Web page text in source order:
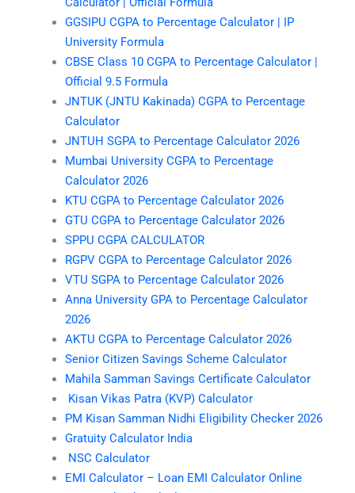
GGSIPU CGPA to Percentage Calculator | IP
University Formula
CBSE Class 10 CGPA to Percentage Calculator |
Official 9.5 Formula
JNTUK (JNTU Kakinada) CGPA to Percentage
Calculator
JNTUH SGPA to Percentage Calculator 2026
Mumbai University CGPA to Percentage
Calculator 2026
KTU CGPA to Percentage Calculator 2026
GTU CGPA to Percentage Calculator 2026
SPPU CGPA CALCULATOR
RGPV CGPA to Percentage Calculator 2026
VTU SGPA to Percentage Calculator 2026
Anna University GPA to Percentage Calculator
2026
AKTU CGPA to Percentage Calculator 2026
Senior Citizen Savings Scheme Calculator
Mahila Samman Savings Certificate Calculator
Kisan Vikas Patra (KVP) Calculator
PM Kisan Samman Nidhi Eligibility Checker 2026
Gratuity Calculator India
NSC Calculator
EMI Calculator – Loan EMI Calculator Online